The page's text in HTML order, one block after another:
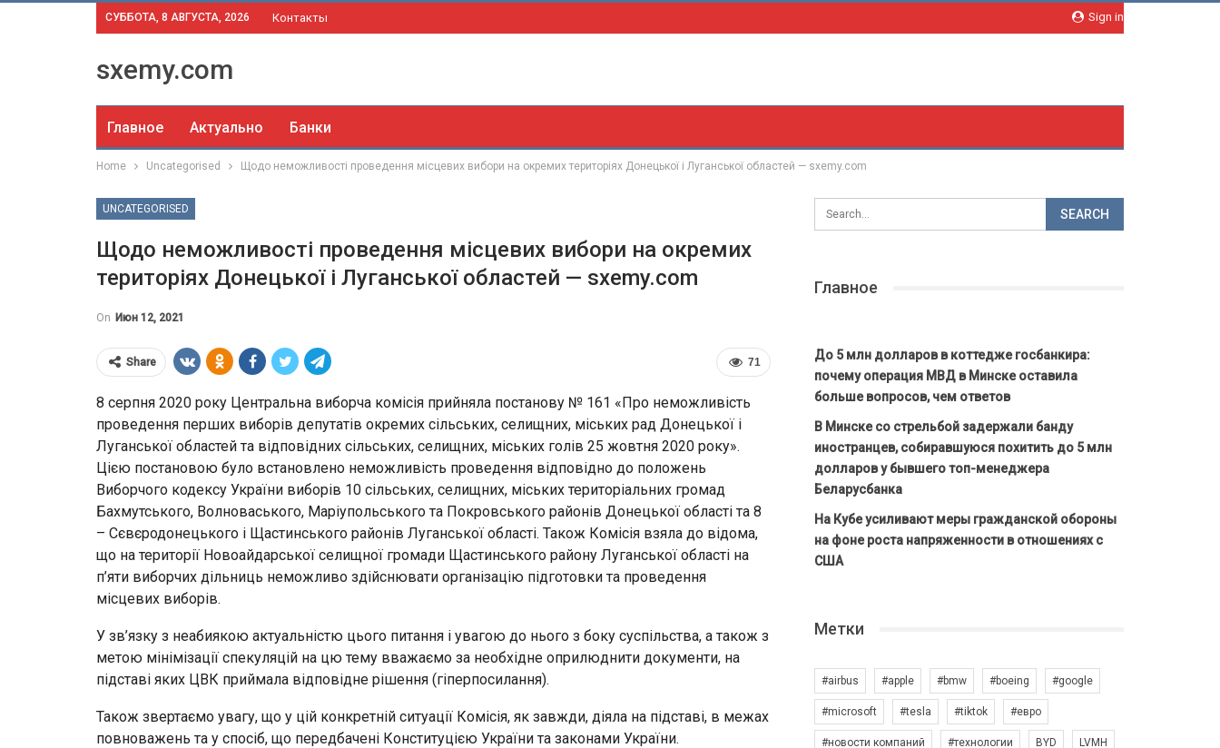
Sign in
СУББОТА, 8 АВГУСТА, 2026 Контакты
sxemy.com
Главное Актуально Банки
Home Uncategorised Щодо неможливості проведення місцевих вибори на окремих територіях Донецької і Луганської областей — sxemy.com
UNCATEGORISED
Щодо неможливості проведення місцевих вибори на окремих
територіях Донецької і Луганської областей — sxemy.com
On Июн 12, 2021
71
Share
8 серпня 2020 року Центральна виборча комісія прийняла постанову № 161 «Про неможливість
проведення перших виборів депутатів окремих сільських, селищних, міських рад Донецької і
Луганської областей та відповідних сільських, селищних, міських голів 25 жовтня 2020 року».
Цією постановою було встановлено неможливість проведення відповідно до положень
Виборчого кодексу України виборів 10 сільських, селищних, міських територіальних громад
Бахмутського, Волноваського, Маріупольського та Покровського районів Донецької області та 8
– Сєвєродонецького і Щастинського районів Луганської області. Також Комісія взяла до відома,
що на території Новоайдарської селищної громади Щастинського району Луганської області на
п’яти виборчих дільниць неможливо здійснювати організацію підготовки та проведення
місцевих виборів.
У зв’язку з неабиякою актуальністю цього питання і увагою до нього з боку суспільства, а також з
метою мінімізації спекуляцій на цю тему вважаємо за необхідне оприлюднити документи, на
підставі яких ЦВК приймала відповідне рішення (гіперпосилання).
Також звертаємо увагу, що у цій конкретній ситуації Комісія, як завжди, діяла на підставі, в межах
повноважень та у спосіб, що передбачені Конституцією України та законами України.
Главное
До 5 млн долларов в коттедже госбанкира:
почему операция МВД в Минске оставила
больше вопросов, чем ответов
В Минске со стрельбой задержали банду
иностранцев, собиравшуюся похитить до 5 млн
долларов у бывшего топ-менеджера
Беларусбанка
На Кубе усиливают меры гражданской обороны
на фоне роста напряженности в отношениях с
США
Метки
#airbus #apple #bmw #boeing #google
#microsoft #tesla #tiktok #евро
#новости компаний #технологии BYD LVMH